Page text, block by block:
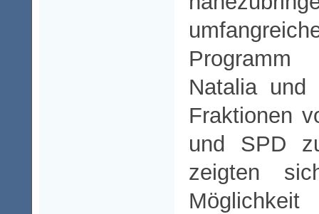
Natalia
Fraktionen
und SPD
zeigten